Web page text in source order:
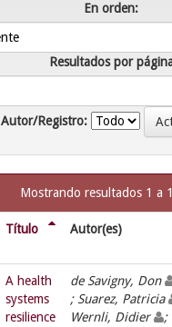
En orden:
Resultados por
Autor/Registro:
Mostrando resultados 1 a
Título Autor(es)
A health
systems
resilience
de Savigny, Don
; Suarez, Patricia
Wernli, Didier
;